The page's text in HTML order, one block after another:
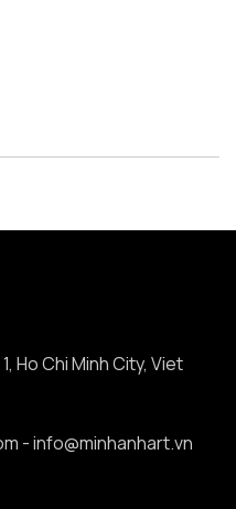
Ho Chi Minh City, Viet
- info@minhanhart.vn